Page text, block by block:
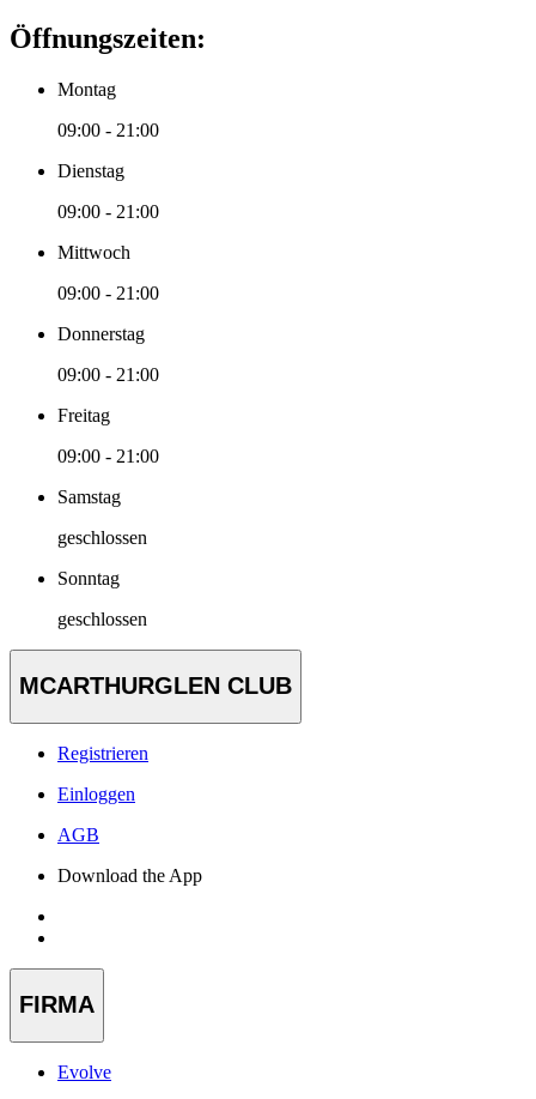
Öffnungszeiten:
Montag
09:00 - 21:00
Dienstag
09:00 - 21:00
Mittwoch
09:00 - 21:00
Donnerstag
09:00 - 21:00
Freitag
09:00 - 21:00
Samstag
geschlossen
Sonntag
geschlossen
MCARTHURGLEN CLUB
Registrieren
Einloggen
AGB
Download the App
FIRMA
Evolve